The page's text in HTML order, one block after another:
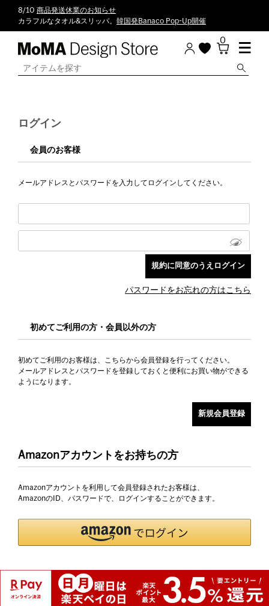
8/10 商品発送休業のお知らせ
カラフルなタオル&スリッパ。 韓国発Banaco Pop-Up開催
0
ログイン
会員のお客様
メールアドレスとパスワードを入力してログインしてください。
パスワードをお忘れの方はこちら
初めてご利用の方・会員以外の方
初めてご利用のお客様は、こちらから会員登録を行ってください。
メールアドレスとパスワードを登録しておくと便利にお買い物ができる
ようになります。
Amazonアカウントをお持ちの方
Amazonアカウントを利用して会員登録されたお客様は、
AmazonのID、パスワードで、ログインすることができます。